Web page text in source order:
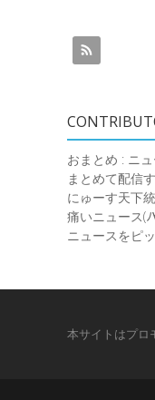
おまとめ : ニ
まとめて配信
にゅーす天下
痛いニュース(ﾉ
ニュースをピ
本サイトはプロ